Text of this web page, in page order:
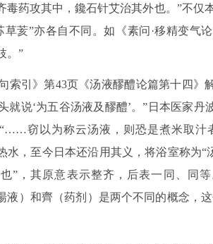
药攻其中，鑱石针艾治其外也。”不仅
草荄”亦各自不同。如《素问·移精变气
。”
索引》第43页《汤液醪醴论篇第十四》
就说‘为五谷汤液及醪醴’。”日本医家
窃以为称云汤液，则恐是煮米取汁
水，至今日本还沿用其义，将浴室称为“
”，其原意表示整齐，后表一同、同
液）和齊（药剂）是两个不同的概念，